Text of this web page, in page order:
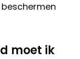
moet ik